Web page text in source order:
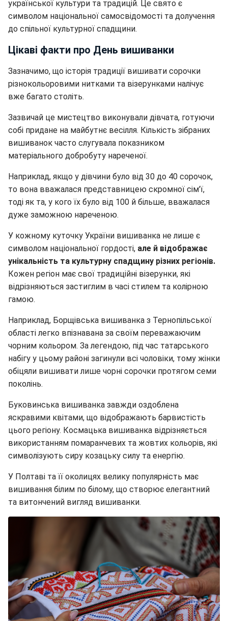
української культури та традицій. Це свято є
символом національної самосвідомості та долучення
до спільної культурної спадщини.
Цікаві факти про День вишиванки
Зазначимо, що історія традиції вишивати сорочки
різнокольоровими нитками та візерунками налічує
вже багато століть.
Зазвичай це мистецтво виконували дівчата, готуючи
собі придане на майбутнє весілля. Кількість зібраних
вишиванок часто слугувала показником
матеріального добробуту нареченої.
Наприклад, якщо у дівчини було від 30 до 40 сорочок,
то вона вважалася представницею скромної сім'ї,
тоді як та, у кого їх було від 100 й більше, вважалася
дуже заможною нареченою.
У кожному куточку України вишиванка не лише є
символом національної гордості, але й відображає
унікальність та культурну спадщину різних регіонів.
Кожен регіон має свої традиційні візерунки, які
відрізняються застиглим в часі стилем та колірною
гамою.
Наприклад, Борщівська вишиванка з Тернопільської
області легко впізнавана за своїм переважаючим
чорним кольором. За легендою, під час татарського
набігу у цьому районі загинули всі чоловіки, тому жінки
обіцяли вишивати лише чорні сорочки протягом семи
поколінь.
Буковинська вишиванка завжди оздоблена
яскравими квітами, що відображають барвистість
цього регіону. Космацька вишиванка відрізняється
використанням помаранчевих та жовтих кольорів, які
символізують сиру козацьку силу та енергію.
У Полтаві та її околицях велику популярність має
вишивання білим по білому, що створює елегантний
та витончений вигляд вишиванки.